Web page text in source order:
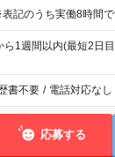
～17:30 ※表記のうち実働8時間
1週間以内(最短2日
書不要 / 電話対応なし
応募する